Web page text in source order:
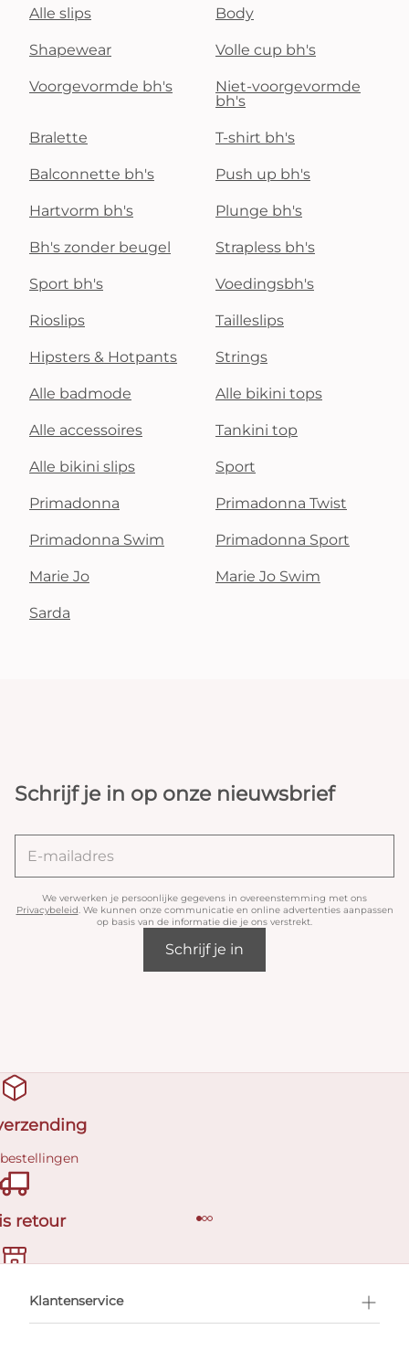
Alle slips Body
Shapewear Volle cup bh's
Voorgevormde bh's
Niet-voorgevormde
bh's
Bralette T-shirt bh's
Balconnette bh's Push up bh's
Hartvorm bh's Plunge bh's
Bh's zonder beugel Strapless bh's
Sport bh's Voedingsbh's
Rioslips Tailleslips
Hipsters & Hotpants Strings
Alle badmode Alle bikini tops
Alle accessoires Tankini top
Alle bikini slips Sport
Primadonna Primadonna Twist
Primadonna Swim Primadonna Sport
Marie Jo Marie Jo Swim
Sarda
Schrijf je in op onze nieuwsbrief
We verwerken je persoonlijke gegevens in overeenstemming met ons
Privacybeleid. We kunnen onze communicatie en online advertenties aanpassen
op basis van de informatie die je ons verstrekt.
Schrijf je in
retour
afspraak
Klantenservice